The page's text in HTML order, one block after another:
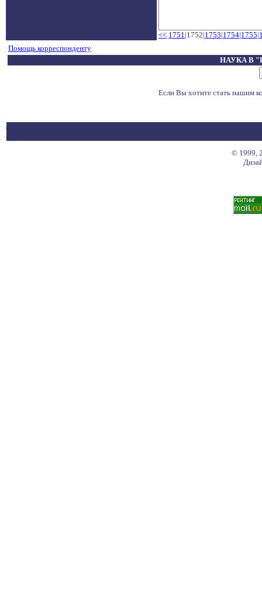
<< 1751|1752|1753|1754|1755|
Помощь корреспонденту
НАУКА В
Если Вы хотите стать нашим
© 1999,